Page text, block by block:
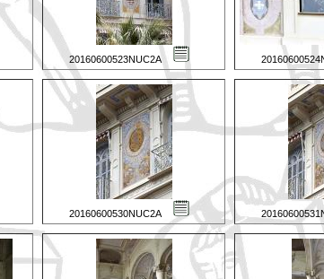
20160600523NUC2A
20160600530NUC2A